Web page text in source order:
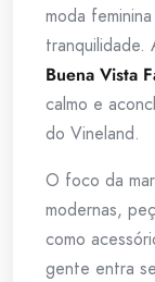
moda
tranquilidade.
Buena Vista
calmo e
do Vineland.
O foco da
modernas,
como
gente entra